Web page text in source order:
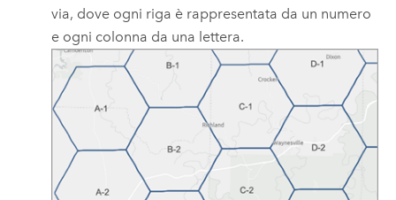
via, dove ogni riga è rappresentata da un numero
e ogni colonna da una lettera.